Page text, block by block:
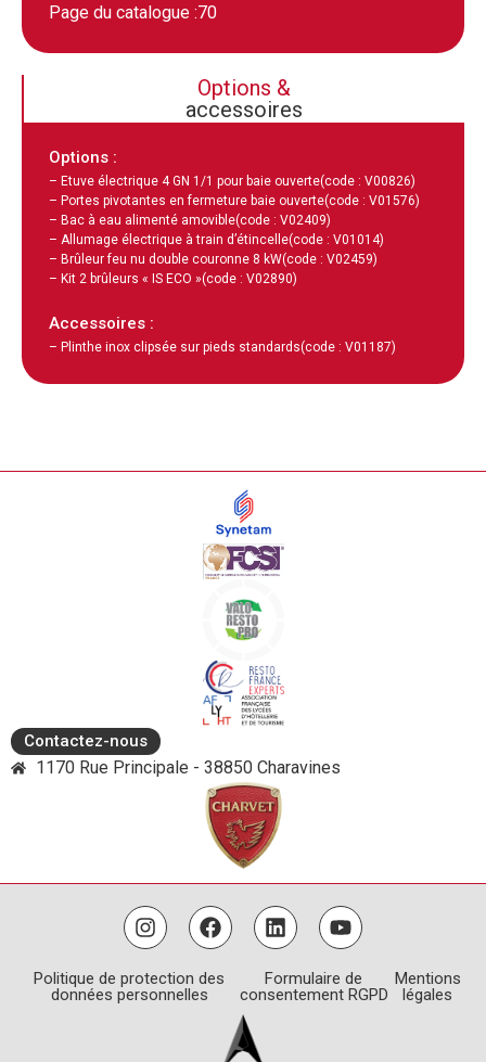
Page du catalogue :70
Options &
accessoires
Options :
– Etuve électrique 4 GN 1/1 pour baie ouverte(code : V00826)
– Portes pivotantes en fermeture baie ouverte(code : V01576)
– Bac à eau alimenté amovible(code : V02409)
– Allumage électrique à train d’étincelle(code : V01014)
– Brûleur feu nu double couronne 8 kW(code : V02459)
– Kit 2 brûleurs « IS ECO »(code : V02890)
Accessoires :
– Plinthe inox clipsée sur pieds standards(code : V01187)
Contactez-nous
1170 Rue Principale - 38850 Charavines
Politique de protection des
données personnelles
Formulaire de
consentement RGPD
Mentions
légales